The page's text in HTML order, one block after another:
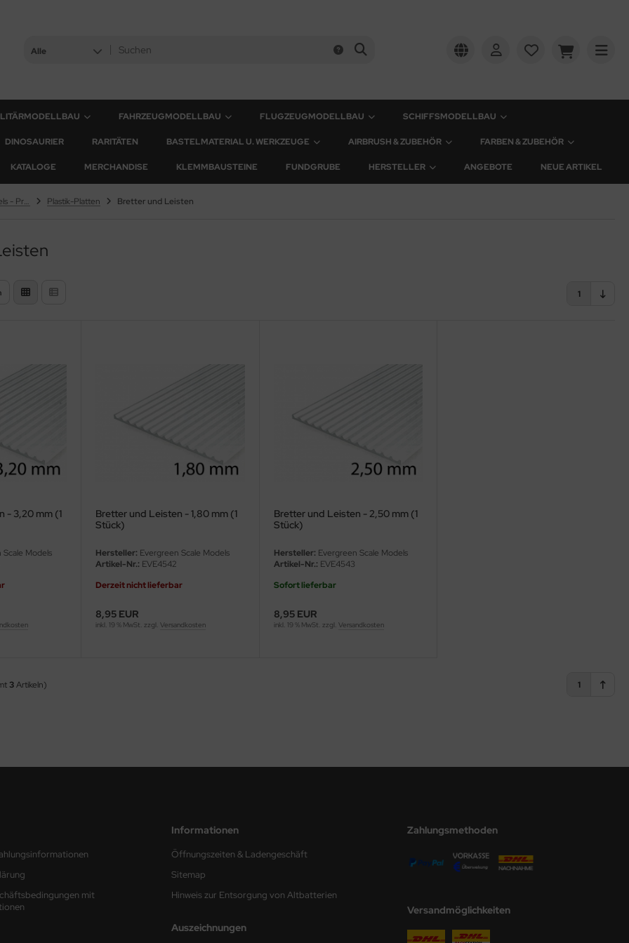
Alle
FAHRZEUGMODELLBAU FLUGZEUGMODELLBAU SCHIFFSMODELLBAU
DINOSAURIER RARITÄTEN BASTELMATERIAL U. WERKZEUGE AIRBRUSH & ZUBEHÖR FARBEN & ZUBEHÖR
KATALOGE MERCHANDISE KLEMMBAUSTEINE FUNDGRUBE HERSTELLER ANGEBOTE NEUE ARTIKEL
Evergreen Scale Models - Profile Plastik-Platten Bretter und Leisten
1
- 3,20 mm (1
Scale Models
Bretter und Leisten - 1,80 mm (1
Stück)
Hersteller: Evergreen Scale Models
Artikel-Nr.: EVE4542
Derzeit nicht lieferbar
8,95 EUR
inkl. 19 % MwSt. zzgl.Versandkosten
Bretter und Leisten - 2,50 mm (1
Stück)
Hersteller: Evergreen Scale Models
Artikel-Nr.: EVE4543
Sofort lieferbar
8,95 EUR
inkl. 19 % MwSt. zzgl. Versandkosten
3Artikeln) 1
mit
Informationen
Öffnungszeiten & Ladengeschäft
Sitemap
Hinweis zur Entsorgung von Altbatterien
Auszeichnungen
Zahlungsmethoden
Versandmöglichkeiten